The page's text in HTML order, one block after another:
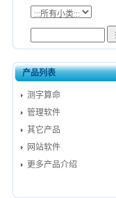
产品列表
测字算命
管理软件
其它产品
网站软件
更多产品介绍